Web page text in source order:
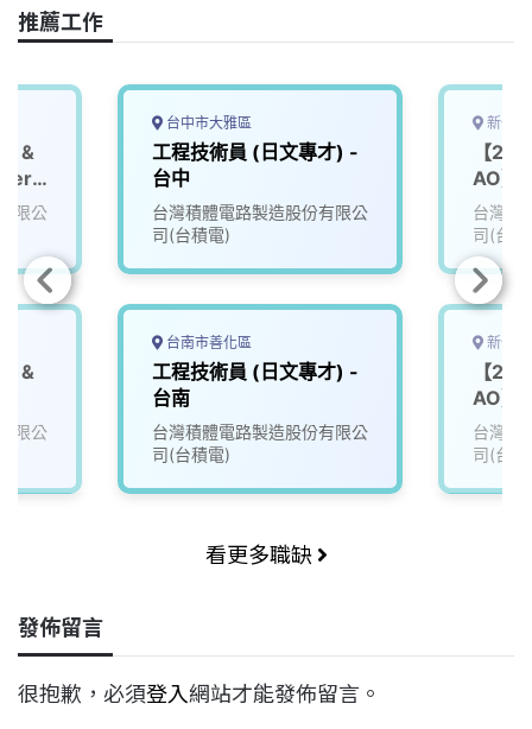
o
k
n
k
推薦工作
&
限公
&
限公
台中市大雅區
工程技術員 (日文專才) -
台中
台灣積體電路製造股份有限公
司(台積電)
台南市善化區
工程技術員 (日文專才) -
台南
台灣積體電路製造股份有限公
司(台積電)
新竹
【
AO】
台灣積
司(台
新竹
【
AO】
(PE)
台灣積
司(台
看更多職缺
發佈留言
很抱歉，必須登入網站才能發佈留言。